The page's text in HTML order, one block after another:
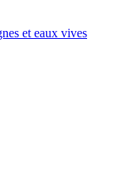
et eaux vives